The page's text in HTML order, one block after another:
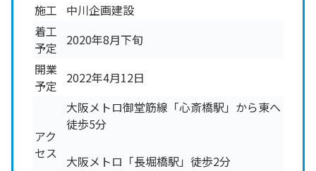
施工
中川企画建設
着工
予定
2020年8月下旬
開業
予定
2022年4月12日
アク
セス
大阪メトロ御堂筋線「心斎橋駅」から東へ
徒歩5分
大阪メトロ「長堀橋駅」徒歩2分